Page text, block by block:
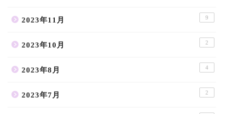
2023年11月 9
2023年10月 2
2023年8月 4
2023年7月 2